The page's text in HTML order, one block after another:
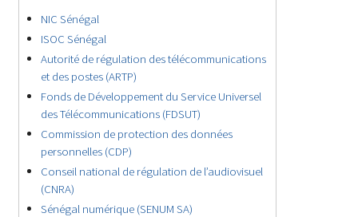
NIC Sénégal
ISOC Sénégal
Autorité de régulation des télécommunications
et des postes (ARTP)
Fonds de Développement du Service Universel
des Télécommunications (FDSUT)
Commission de protection des données
personnelles (CDP)
Conseil national de régulation de l’audiovisuel
(CNRA)
Sénégal numérique (SENUM SA)